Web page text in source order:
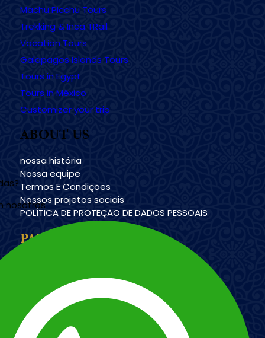
nosotros
Machu Picchu Tours
Trekking & Inca TRail
Vacation Tours
Galapagos Islands Tours
Tours in Egypt
Tours in México
Customizer your trip
ABOUT US
nossa história
Nossa equipe
Termos E Condições
Nossos projetos sociais
POLÍTICA DE PROTEÇÃO DE DADOS PESSOAIS
PAYMENT METHODS
Imagem